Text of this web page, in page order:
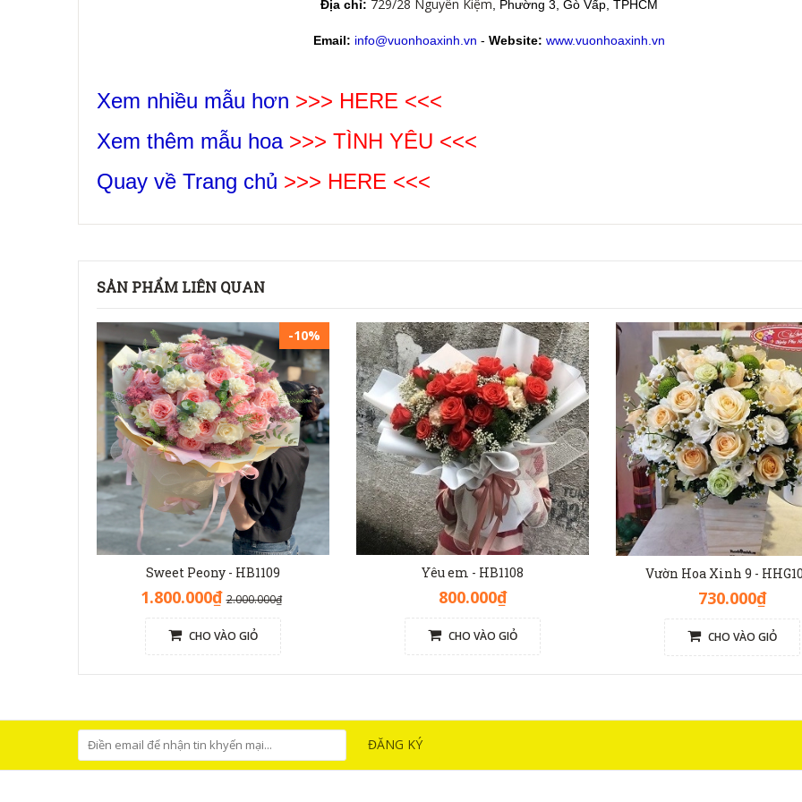
Địa chỉ: 729/28 Nguyễn Kiệm , Phường 3, Gò Vấp, TPHCM
Email: info@vuonhoaxinh.vn - Website: www.vuonhoaxinh.vn
Xem nhiều mẫu hơn >>> HERE <<<
Xem thêm mẫu hoa >>> TÌNH YÊU <<<
Quay về Trang chủ >>> HERE <<<
SẢN PHẨM LIÊN QUAN
-10%
Sweet Peony - HB1109
1.800.000₫ 2.000.000₫
CHO VÀO GIỎ
Yêu em - HB1108
800.000₫
CHO VÀO GIỎ
Vườn Hoa Xinh 9 -
730.000₫
CHO VÀO GIỎ
ĐĂNG KÝ